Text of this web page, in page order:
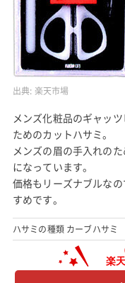
出典: 楽天市場
メンズ化粧品のギャッ
ためのカットハサミ。
メンズの眉の手入れの
になっています。
価格もリーズナブルな
すめです。
ハサミの種類 カーブハサミ